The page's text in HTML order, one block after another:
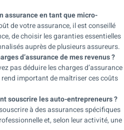
assurance en tant que micro-
de votre assurance, il est conseillé
de choisir les garanties essentielles
auprès de plusieurs assureurs.
d’assurance de mes revenus ?
pas déduire les charges d’assurance
important de maîtriser ces coûts
souscrire les auto-entrepreneurs ?
à des assurances spécifiques
et, selon leur activité, une